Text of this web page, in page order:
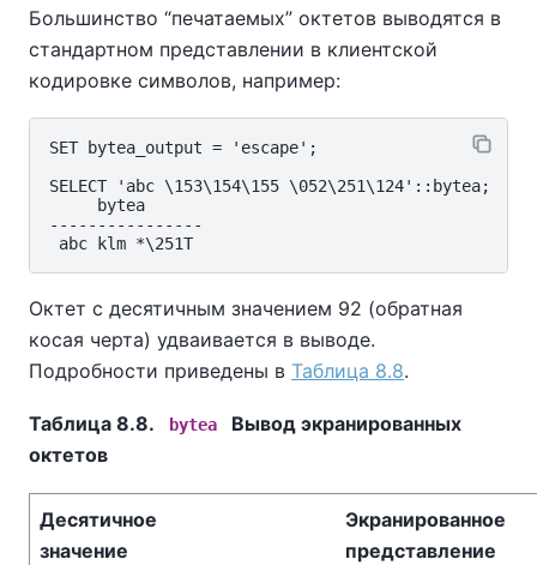
Большинство “печатаемых” октетов выводятся в
стандартном представлении в клиентской
кодировке символов, например:
SET bytea_output = 'escape';
SELECT 'abc \153\154\155 \052\251\124'::bytea;
     bytea
----------------
Октет с десятичным значением 92 (обратная
косая черта) удваивается в выводе.
Подробности приведены в Таблица 8.8.
Таблица 8.8. bytea
Вывод экранированных
октетов
Десятичное
значение
Экранированное
представление